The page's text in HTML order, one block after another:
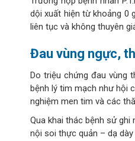
dội xuất hiện từ khoảng 0
liên tục và không thuyên
Đau vùng ngực,
Do triệu chứng đau vùng
bệnh lý tim mạch như hội
nghiệm men tim và các
Qua khai thác bệnh sử
nội soi thực quản – dạ